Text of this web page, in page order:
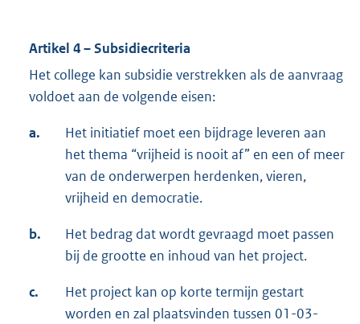
Artikel 4 – Subsidiecriteria
Het college kan subsidie verstrekken als de aanvraag
voldoet aan de volgende eisen:
a.
Het initiatief moet een bijdrage leveren aan
het thema “vrijheid is nooit af” en een of meer
van de onderwerpen herdenken, vieren,
vrijheid en democratie.
b.
Het bedrag dat wordt gevraagd moet passen
bij de grootte en inhoud van het project.
c.
Het project kan op korte termijn gestart
worden en zal plaatsvinden tussen 01-03-